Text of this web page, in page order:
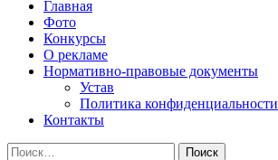
Народная трибуна
Калининская районная газета
Главная
Фото
Конкурсы
О рекламе
Нормативно-правовые документы
Устав
Политика конфиденциальности
Контакты
Найти: